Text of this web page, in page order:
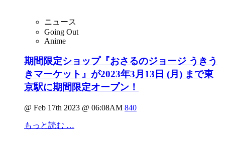
ニュース
Going Out
Anime
期間限定ショップ『おさるのジョージ うきう
きマーケット』が2023年3月13日 (月) まで東
京駅に期間限定オープン！
@ Feb 17th 2023 @ 06:08AM 840
もっと読む …